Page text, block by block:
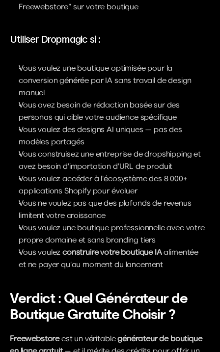
Freewebstore” sur votre boutique
Utiliser Dropmagic si :
Vous voulez une boutique optimisée pour la
conversion générée par IA sans travail de design
manuel
Vous avez besoin de rédaction basée sur des
personas qui cible votre audience spécifique
Vous voulez des designs AI uniques — pas des
modèles partagés
Vous construisez une entreprise de dropshipping et
avez besoin d'importation d'URL de produit
Vous voulez accéder à l'écosystème des 8 000+
applications Shopify pour évoluer
Vous ne voulez pas que des plafonds de revenus
limitent votre croissance
Vous voulez une boutique professionnelle avec votre
propre domaine et sans branding tiers
Vous voulez construire votre boutique IA alimentée
et ne payer qu'au moment du lancement
Verdict : Quel Générateur de
Boutique Gratuite Choisir ?
Freewebstore est un véritable générateur de boutique